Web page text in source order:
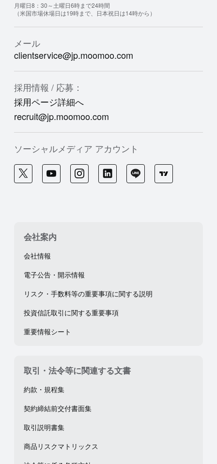
月曜日8：30～土曜日6時まで24時間
（米国市場休場日は19時まで、日本祝日は14時から）
メール
clientservice@jp.moomoo.com
採用情報 / 応募：
採用ページ詳細へ
recruit@jp.moomoo.com
ソーシャルメディア アカウント
会社案内
会社情報
電子公告・開示情報
リスク・手数料等の重要事項に関する説明
投資信託取引に関する重要事項
重要情報シート
取引・法令等に関連する文書
約款・規程集
契約締結前交付書面集
取引説明書集
商品リスクマトリックス